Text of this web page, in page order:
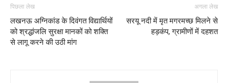
पिछला लेख
लखनऊ अग्निकांड के दिवंगत विद्यार्थियों
को श्रद्धांजलि सुरक्षा मानकों को शक्ति
से लागू करने की उठी मांग
अगला लेख
सरयू नदी में मृत मगरमच्छ मिलने से
हड़कंप, ग्रामीणों में दहशत